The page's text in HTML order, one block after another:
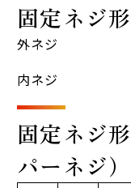
固定ネジ
外ネジ
内ネジ
固定ネジ
パーネジ）